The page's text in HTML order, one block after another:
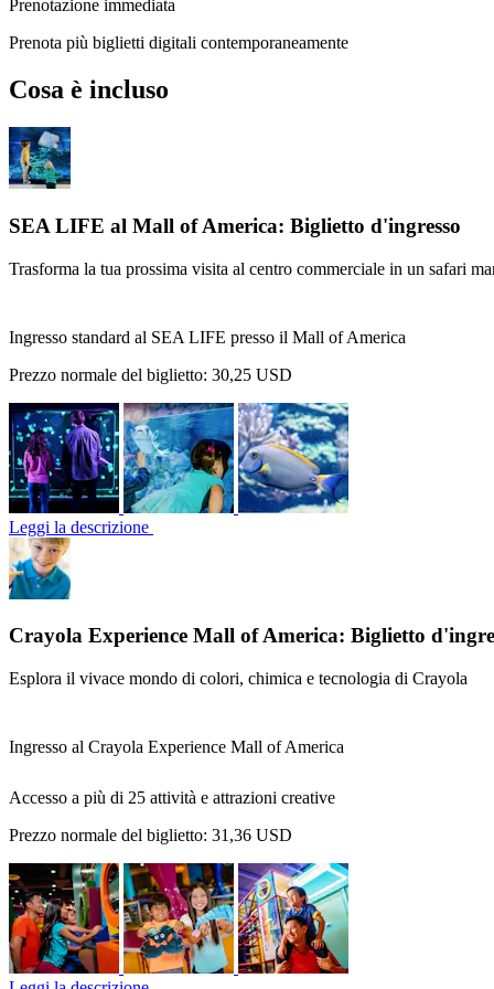
Prenotazione immediata
Prenota più biglietti digitali contemporaneamente
Cosa è incluso
SEA LIFE al Mall of America: Biglietto d'ingresso
Trasforma la tua prossima visita al centro commerciale in un safari
Ingresso standard al SEA LIFE presso il Mall of America
Prezzo normale del biglietto: 30,25 USD
Leggi la descrizione
Crayola Experience Mall of America: Biglietto
Esplora il vivace mondo di colori, chimica e tecnologia di Crayola
Ingresso al Crayola Experience Mall of America
Accesso a più di 25 attività e attrazioni creative
Prezzo normale del biglietto: 31,36 USD